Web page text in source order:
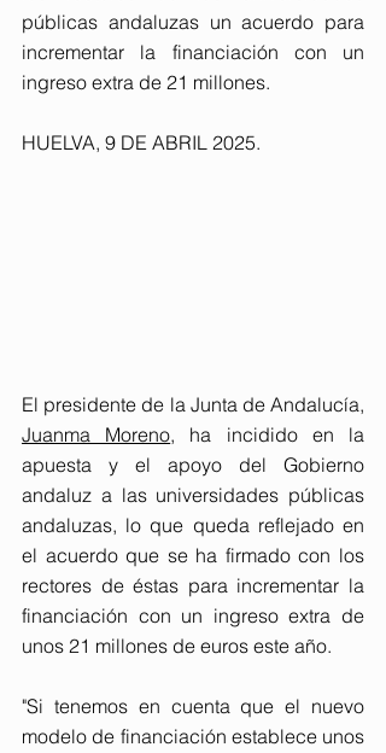
públicas andaluzas un acuerdo para
incrementar la financiación con un
ingreso extra de 21 millones.
HUELVA, 9 DE ABRIL 2025.
Juanma Moreno, ha incidido en la
apuesta y el apoyo del Gobierno
andaluz a las universidades públicas
andaluzas, lo que queda reflejado en
el acuerdo que se ha firmado con los
rectores de éstas para incrementar la
financiación con un ingreso extra de
unos 21 millones de euros este año.
"Si tenemos en cuenta que el nuevo
modelo de financiación establece unos